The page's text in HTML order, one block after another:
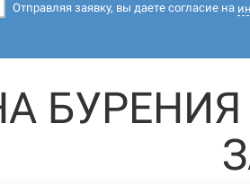
Отправляя заявку, вы даете согласие на